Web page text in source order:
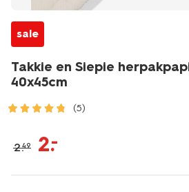
sale
Takkie en Siepie
40x45cm
(5)
cadeau/inpakken/inpakpapier/takkie-
en-
herpakpapier-
2.49 2.–